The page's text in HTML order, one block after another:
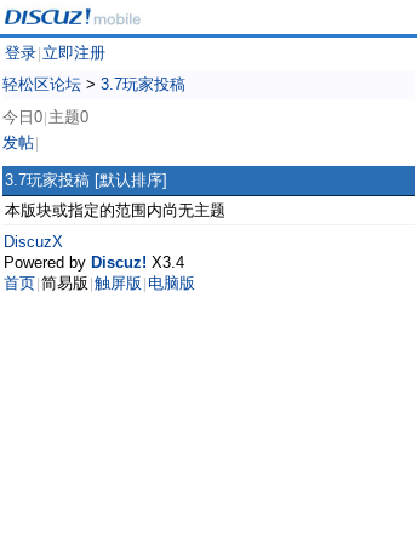
登录 立即注册
轻松区论坛 > 3.7玩家投稿
今日0 主题0
发帖
3.7玩家投稿 [默认排序]
本版块或指定的范围内尚无主题
DiscuzX
Powered by Discuz! X3.4
首页 简易版 触屏版 电脑版